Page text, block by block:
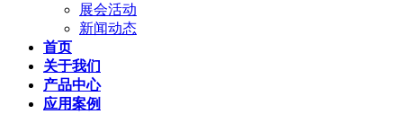
展会活动
新闻动态
首页
关于我们
产品中心
应用案例